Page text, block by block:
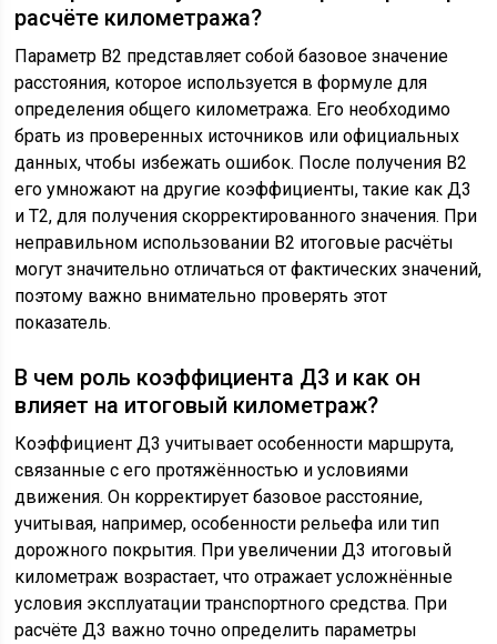
расчёте километража?
Параметр В2 представляет собой базовое значение
расстояния, которое используется в формуле для
определения общего километража. Его необходимо
брать из проверенных источников или официальных
данных, чтобы избежать ошибок. После получения В2
его умножают на другие коэффициенты, такие как Д3
и Т2, для получения скорректированного значения. При
неправильном использовании В2 итоговые расчёты
могут значительно отличаться от фактических значений,
поэтому важно внимательно проверять этот
показатель.
В чем роль коэффициента Д3 и как он
влияет на итоговый километраж?
Коэффициент Д3 учитывает особенности маршрута,
связанные с его протяжённостью и условиями
движения. Он корректирует базовое расстояние,
учитывая, например, особенности рельефа или тип
дорожного покрытия. При увеличении Д3 итоговый
километраж возрастает, что отражает усложнённые
условия эксплуатации транспортного средства. При
расчёте Д3 важно точно определить параметры